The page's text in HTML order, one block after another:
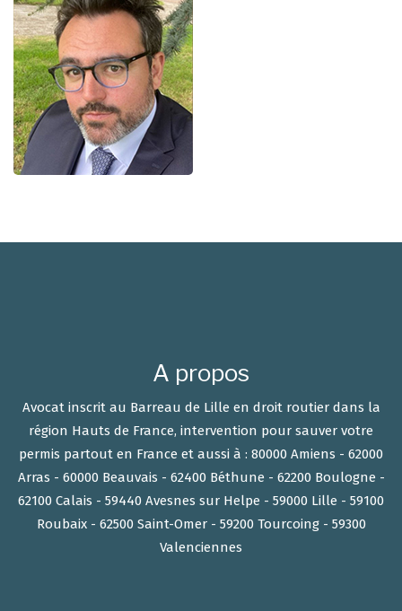
A propos
Avocat inscrit au Barreau de Lille en droit routier dans la
région Hauts de France, intervention pour sauver votre
permis partout en France et aussi à : 80000 Amiens - 62000
Arras - 60000 Beauvais - 62400 Béthune - 62200 Boulogne -
62100 Calais - 59440 Avesnes sur Helpe - 59000 Lille - 59100
Roubaix - 62500 Saint-Omer - 59200 Tourcoing - 59300
Valenciennes